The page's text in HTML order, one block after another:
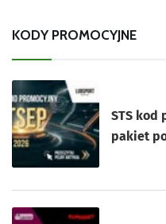
KODY PROMOCYJNE
STS kod
pakiet